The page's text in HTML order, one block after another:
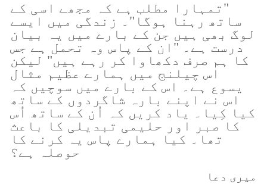
"تمہارا مطلب ہے کہ مجھے اسی کے
ساتھ رہنا ہوگا"۔ زندگی میں ایسے
لوگ بھی ہیں جن کے بارے میں یہ بیان
درست ہے۔ "ان کے پاس وہ تحمل ہے جس
کا ہم صرف دکھاوا کر رہے ہیں" لیکن
اس چیلنج میں ہمارے عظیم مثال
یسوع ہے۔ اس کے بارے میں سوچیں کہ
اس نے اپنے بارہ شاگردوں کے ساتھ
کیا کِیا۔ یاد کریں کہ اُن کے ساتھ اُس
کا صبر اور حلیمی تبدیلی کا باعث
تھا۔ کیا ہمارے پاس یہ کرنے کا
حوصلہ ہے؟
میری دعا